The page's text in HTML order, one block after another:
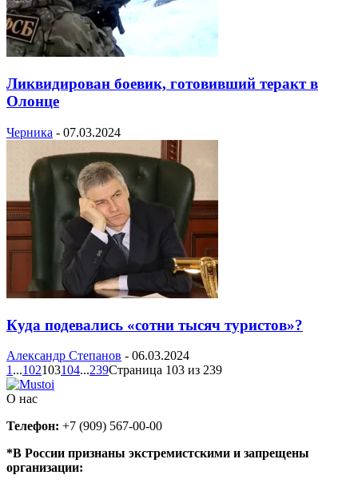
Ликвидирован боевик, готовивший теракт в
Олонце
Черника - 07.03.2024
Куда подевались «сотни тысяч туристов»?
Александр Степанов - 06.03.2024
1 ...102103104...239Страница 103 из 239
О нас
Телефон: +7 (909) 567-00-00
*В России признаны экстремистскими и запрещены
организации: